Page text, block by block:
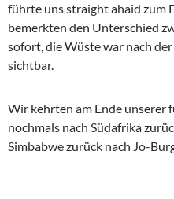
führte uns straight ahaid zum
bemerkten den Unterschied
sofort, die Wüste war nach
sichtbar.
Wir kehrten am Ende
nochmals nach Südafrika
Simbabwe zurück nach Jo-